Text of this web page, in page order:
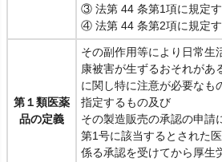
③ 法第 44 条第1項に規定
④ 法第 44 条第2項に規定
第１類医薬
品の定義
その副作用等により日常生
康被害が生ずるおそれがあ
に関し特に注意が必要なも
指定するもの及び
その製造販売の承認の申請
第1号に該当するとされた
係る承認を受けてから厚生